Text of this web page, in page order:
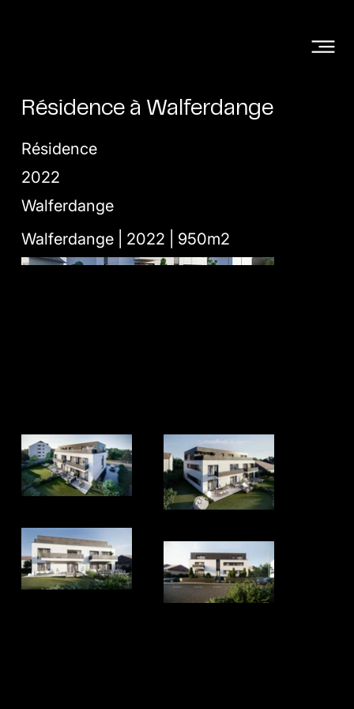
Résidence à Walferdange
Résidence
2022
Walferdange
Walferdange | 2022 | 950m2